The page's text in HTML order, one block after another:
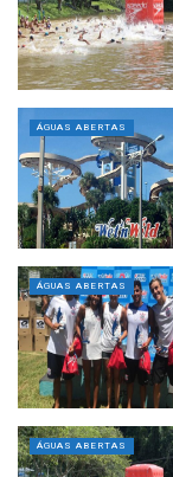
ÁGUAS ABERTAS
ÁGUAS ABERTAS
ÁGUAS ABERTAS